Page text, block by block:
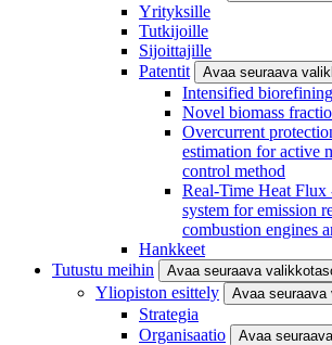
Yrityksille
Tutkijoille
Sijoittajille
Patentit
Avaa seuraava
Intensified
Novel biomass
Overcurrent
estimation for active
control method
Real-Time Heat Flux
system for emission
combustion engines
Hankkeet
Tutustu meihin
Avaa seuraava
Yliopiston esittely Avaa seuraava
Strategia
Organisaatio
Avaa